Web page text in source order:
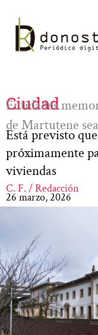
contenido
Ciudad
Entidades
de Martutene
Está previsto
próximamente
viviendas
C. F. / Redacción
26 marzo, 2026